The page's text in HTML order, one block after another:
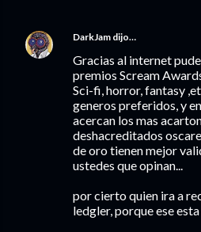
DarkJam dijo…
Gracias al internet
premios Scream
Sci-fi, horror, fantasy
generos preferidos, y
acercan los mas
deshacreditados
de oro tienen mejor
ustedes que opinan...
por cierto quien ira a
ledgler, porque ese